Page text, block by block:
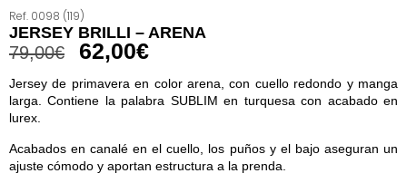
Ref. 0098 (119)
JERSEY BRILLI – ARENA
79,00€ 62,00€
Jersey de primavera en color arena, con cuello redondo y manga
larga. Contiene la palabra SUBLIM en turquesa con acabado en
lurex.
Acabados en canalé en el cuello, los puños y el bajo aseguran un
ajuste cómodo y aportan estructura a la prenda.